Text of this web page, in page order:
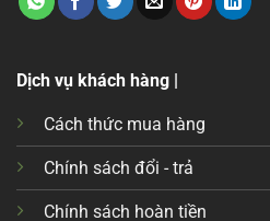
Dịch vụ khách hàng |
Cách thức mua hàng
Chính sách đổi - trả
Chính sách hoàn tiền